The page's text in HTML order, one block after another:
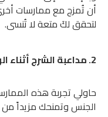
أن تُمزج مع ممارسات
لتحقق لكَ متعة لا تُنسى.
2. مداعبة الشرج أثناء الوقوف
حاولي تجربة هذه
الجنس وتمنحك مزيداً من